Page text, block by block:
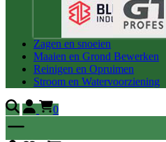
Zagen en snoeien
Maaien en Grond Bewerken
Reinigen en Opruimen
Stroom en Watervoorziening
0